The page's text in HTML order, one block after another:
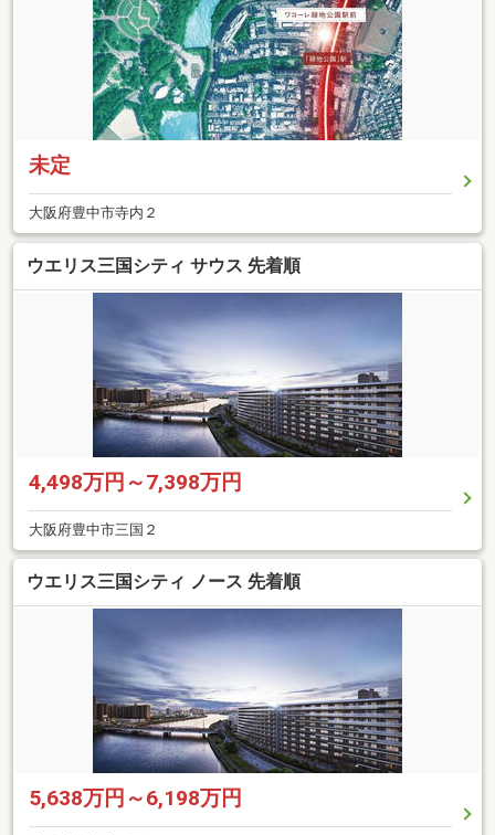
未定
大阪府豊中市寺内２
ウエリス三国シティ サウス 先着順
4,498万円～7,398万円
大阪府豊中市三国２
ウエリス三国シティ ノース 先着順
5,638万円～6,198万円